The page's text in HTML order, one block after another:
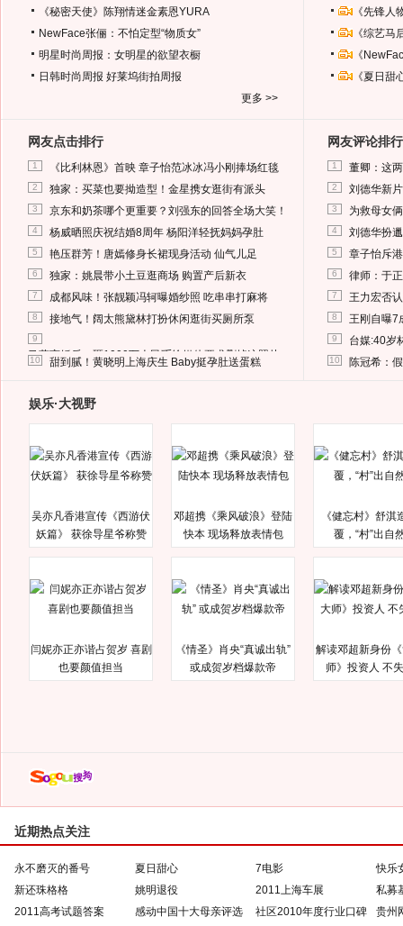
《秘密天使》陈翔情迷金素恩YURA
NewFace张俪：不怕定型“物质女”
明星时尚周报：女明星的欲望衣橱
日韩时尚周报 好莱坞街拍周报
更多 >>
《先锋
《综艺
《
《夏日
网友点击排行
1 《比利林恩》首映 章子怡范冰冰冯小刚捧场红毯
2 独家：买菜也要拗造型！金星携女逛街有派头
3 京东和奶茶哪个更重要？刘强东的回答全场大笑！
4 杨威晒照庆祝结婚8周年 杨阳洋轻抚妈妈孕肚
5 艳压群芳！唐嫣修身长裙现身活动 仙气儿足
6 独家：姚晨带小土豆逛商场 购置产后新衣
7 成都风味！张靓颖冯轲曝婚纱照 吃串串打麻将
8 接地气！阔太熊黛林打扮休闲逛街买厕所泵
9
马蓉离婚后，砸1000万人民币给媒体要求删掉这照片
10 甜到腻！黄晓明上海庆生 Baby挺孕肚送蛋糕
网友评论排行
1 董卿：这
2 刘德华新
3 为救母女
4 刘德华扮
5 章子怡斥
6 律师：于
7 王力宏否
8 王刚自曝7
9 台媒:40岁
10 陈冠希：
娱乐·大视野
吴亦凡香港宣传《西游伏
妖篇》 获徐导星爷称赞
邓超携《乘风破浪》登陆
快本 现场释放表情包
《健忘村》舒淇
覆，“村”出自
闫妮亦正亦谐占贺岁 喜剧
也要颜值担当
《情圣》肖央“真诚出轨”
或成贺岁档爆款帝
解读邓超新身份
师》投资人 不
近期热点关注
永不磨灭的番号 夏日甜心 7电影
快乐
新还珠格格
姚明退役 2011上海车展
私募
2011高考试题答案
感动中国十大母亲评选
社区2010年度行业口碑
贵州